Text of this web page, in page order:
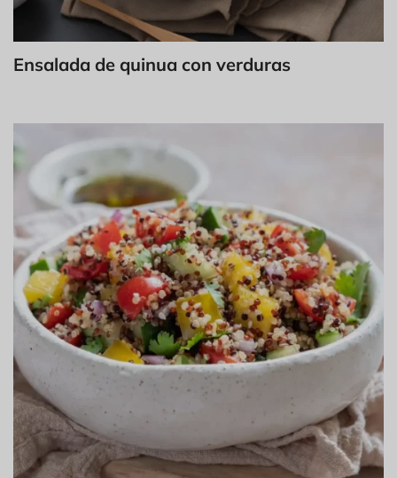
Ensalada de quinua con verduras